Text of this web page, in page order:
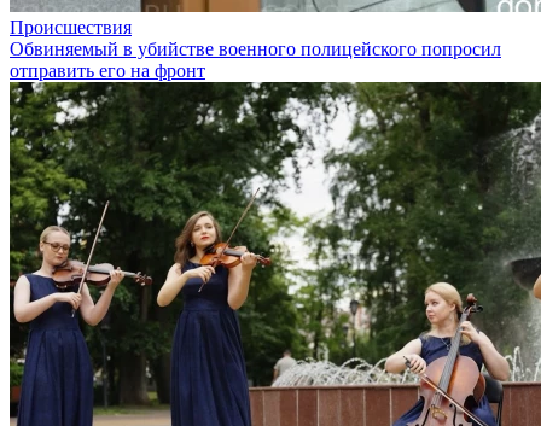
Происшествия
Обвиняемый в убийстве военного полицейского попросил
отправить его на фронт